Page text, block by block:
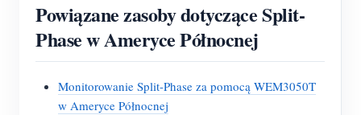
Powiązane zasoby dotyczące Split-
Phase w Ameryce Północnej
Monitorowanie Split-Phase za pomocą WEM3050T
w Ameryce Północnej